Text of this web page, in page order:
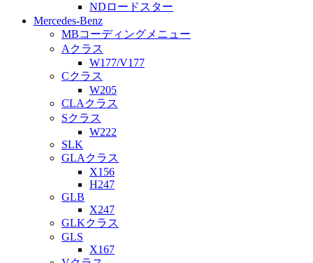
NDロードスター
Mercedes-Benz
MBコーディングメニュー
Aクラス
W177/V177
Cクラス
W205
CLAクラス
Sクラス
W222
SLK
GLAクラス
X156
H247
GLB
X247
GLKクラス
GLS
X167